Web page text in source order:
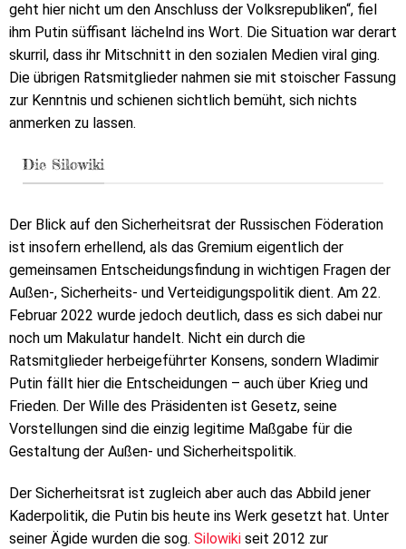
geht hier nicht um den Anschluss der Volksrepubliken“, fiel
ihm Putin süffisant lächelnd ins Wort. Die Situation war derart
skurril, dass ihr Mitschnitt in den sozialen Medien viral ging.
Die übrigen Ratsmitglieder nahmen sie mit stoischer Fassung
zur Kenntnis und schienen sichtlich bemüht, sich nichts
anmerken zu lassen.
Die Silowiki
Der Blick auf den Sicherheitsrat der Russischen Föderation
ist insofern erhellend, als das Gremium eigentlich der
gemeinsamen Entscheidungsfindung in wichtigen Fragen der
Außen-, Sicherheits- und Verteidigungspolitik dient. Am 22.
Februar 2022 wurde jedoch deutlich, dass es sich dabei nur
noch um Makulatur handelt. Nicht ein durch die
Ratsmitglieder herbeigeführter Konsens, sondern Wladimir
Putin fällt hier die Entscheidungen – auch über Krieg und
Frieden. Der Wille des Präsidenten ist Gesetz, seine
Vorstellungen sind die einzig legitime Maßgabe für die
Gestaltung der Außen- und Sicherheitspolitik.
Der Sicherheitsrat ist zugleich aber auch das Abbild jener
Kaderpolitik, die Putin bis heute ins Werk gesetzt hat. Unter
seiner Ägide wurden die sog. Silowiki seit 2012 zur